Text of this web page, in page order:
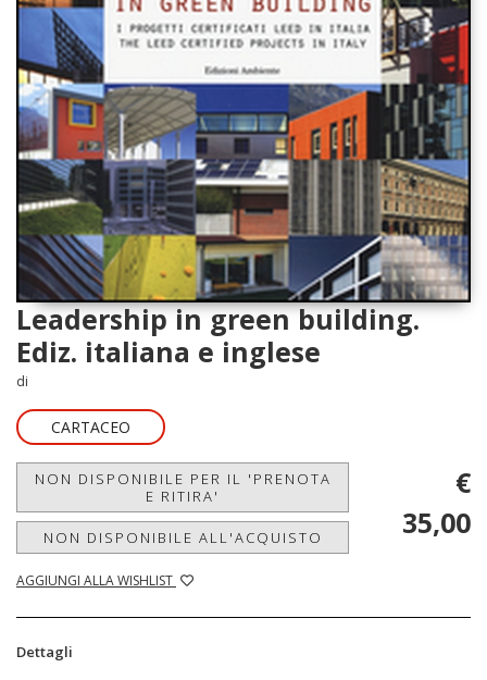
Leadership in green building.
Ediz. italiana e inglese
di
CARTACEO
NON DISPONIBILE PER IL 'PRENOTA
E RITIRA'
NON DISPONIBILE ALL'ACQUISTO
AGGIUNGI ALLA WISHLIST
€
35,00
Dettagli